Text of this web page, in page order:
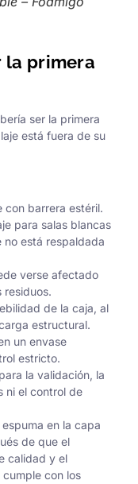
la primera
ser la primera
está fuera de su
con barrera estéril.
para salas blancas
está respaldada
verse afectado
residuos.
de la caja, al
estructural.
un envase
estricto.
la validación, la
ni el control de
en la capa
de que el
calidad y el
con los